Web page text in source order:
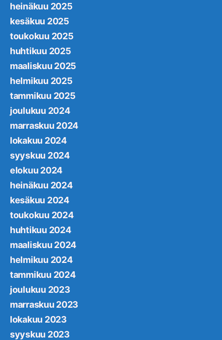
heinäkuu 2025
kesäkuu 2025
toukokuu 2025
huhtikuu 2025
maaliskuu 2025
helmikuu 2025
tammikuu 2025
joulukuu 2024
marraskuu 2024
lokakuu 2024
syyskuu 2024
elokuu 2024
heinäkuu 2024
kesäkuu 2024
toukokuu 2024
huhtikuu 2024
maaliskuu 2024
helmikuu 2024
tammikuu 2024
joulukuu 2023
marraskuu 2023
lokakuu 2023
syyskuu 2023